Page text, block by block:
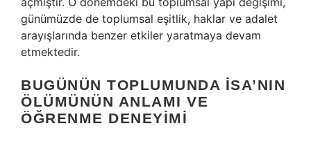
günümüzde de toplumsal eşitlik, haklar ve adalet
arayışlarında benzer etkiler yaratmaya devam
etmektedir.
BUGÜNÜN TOPLUMUNDA İSA’NIN
ÖLÜMÜNÜN ANLAMI VE
ÖĞRENME DENEYIMI